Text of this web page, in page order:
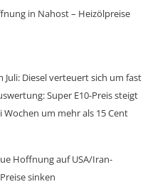
in Nahost – Heizölpreise
Diesel verteuert sich um fast
Super E10-Preis steigt
um mehr als 15 Cent
Hoffnung auf USA/Iran-
sinken